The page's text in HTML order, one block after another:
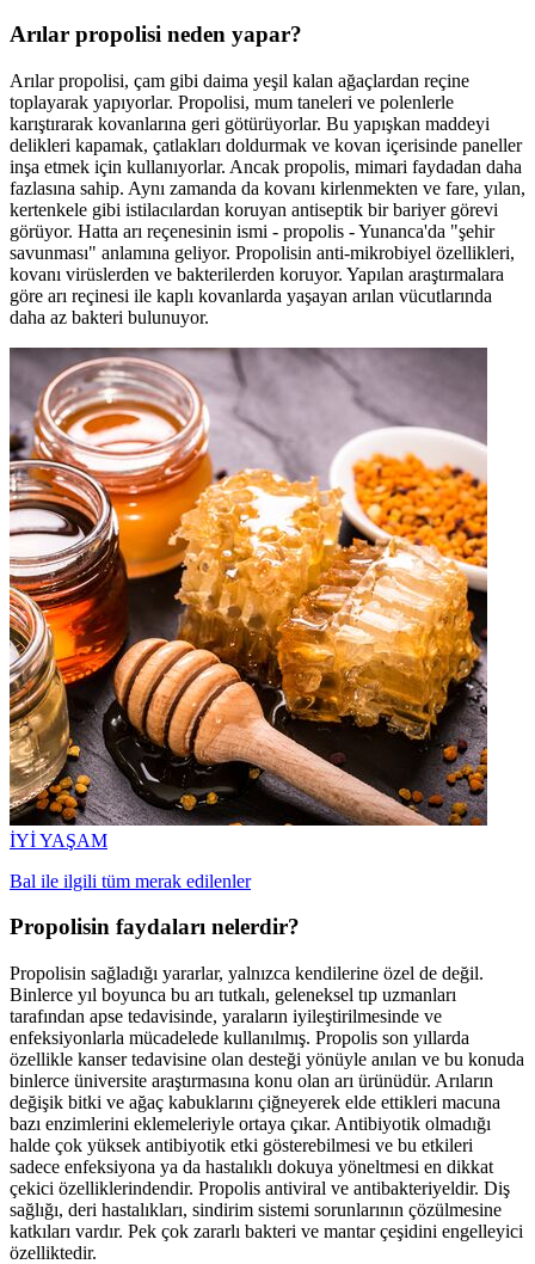
Arılar propolisi neden yapar?
Arılar propolisi, çam gibi daima yeşil kalan ağaçlardan reçine
toplayarak yapıyorlar. Propolisi, mum taneleri ve polenlerle
karıştırarak kovanlarına geri götürüyorlar. Bu yapışkan maddeyi
delikleri kapamak, çatlakları doldurmak ve kovan içerisinde paneller
inşa etmek için kullanıyorlar. Ancak propolis, mimari faydadan daha
fazlasına sahip. Aynı zamanda da kovanı kirlenmekten ve fare, yılan,
kertenkele gibi istilacılardan koruyan antiseptik bir bariyer görevi
görüyor. Hatta arı reçenesinin ismi - propolis - Yunanca'da "şehir
savunması" anlamına geliyor. Propolisin anti-mikrobiyel özellikleri,
kovanı virüslerden ve bakterilerden koruyor. Yapılan araştırmalara
göre arı reçinesi ile kaplı kovanlarda yaşayan arılan vücutlarında
daha az bakteri bulunuyor.
İYİ YAŞAM
Bal ile ilgili tüm merak edilenler
Propolisin faydaları nelerdir?
Propolisin sağladığı yararlar, yalnızca kendilerine özel de değil.
Binlerce yıl boyunca bu arı tutkalı, geleneksel tıp uzmanları
tarafından apse tedavisinde, yaraların iyileştirilmesinde ve
enfeksiyonlarla mücadelede kullanılmış. Propolis son yıllarda
özellikle kanser tedavisine olan desteği yönüyle anılan ve bu konuda
binlerce üniversite araştırmasına konu olan arı ürünüdür. Arıların
değişik bitki ve ağaç kabuklarını çiğneyerek elde ettikleri macuna
bazı enzimlerini eklemeleriyle ortaya çıkar. Antibiyotik olmadığı
halde çok yüksek antibiyotik etki gösterebilmesi ve bu etkileri
sadece enfeksiyona ya da hastalıklı dokuya yöneltmesi en dikkat
çekici özelliklerindendir. Propolis antiviral ve antibakteriyeldir. Diş
sağlığı, deri hastalıkları, sindirim sistemi sorunlarının çözülmesine
katkıları vardır. Pek çok zararlı bakteri ve mantar çeşidini engelleyici
özelliktedir.